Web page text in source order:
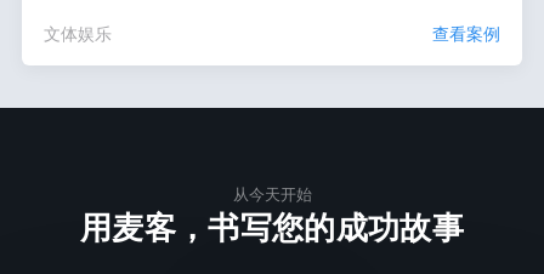
文体娱乐 查看案例
从今天开始
用麦客，书写您的成功故事